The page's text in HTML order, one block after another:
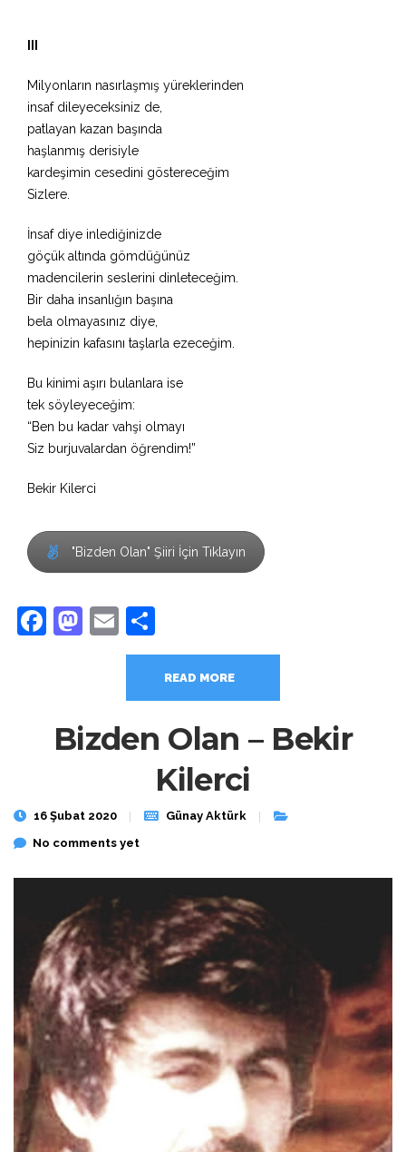
Milyonların nasırlaşmış yüreklerinden
insaf dileyeceksiniz de,
patlayan kazan başında
haşlanmış derisiyle
kardeşimin cesedini göstereceğim
Sizlere.
İnsaf diye inlediğinizde
göçük altında gömdüğünüz
madencilerin seslerini dinleteceğim.
Bir daha insanlığın başına
bela olmayasınız diye,
hepinizin kafasını taşlarla ezeceğim.
Bu kinimi aşırı bulanlara ise
tek söyleyeceğim:
“Ben bu kadar vahşi olmayı
Siz burjuvalardan öğrendim!”
Bekir Kilerci
"Bizden Olan" Şiiri İçin Tıklayın
Facebook
Mastodon
Email
READ MORE
Bizden Olan – Bekir
Kilerci
16 Şubat 2020
Günay Aktürk
No comments yet